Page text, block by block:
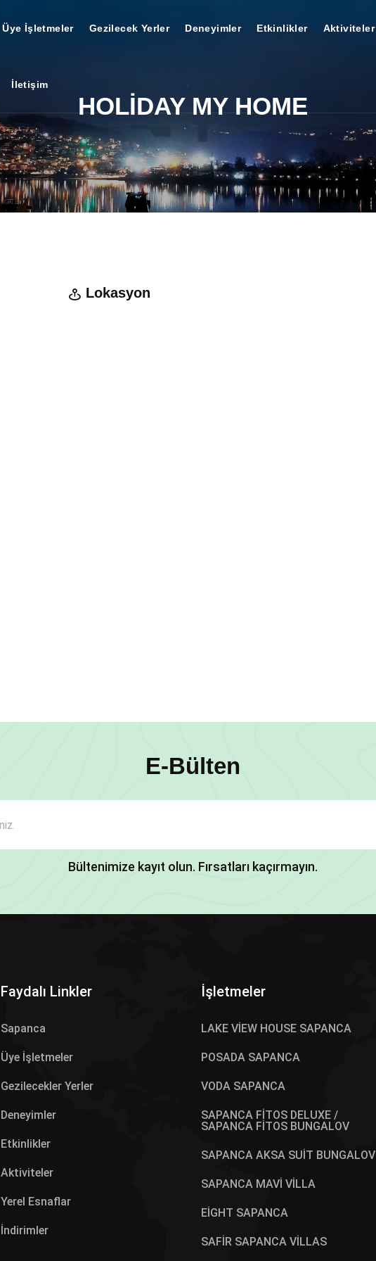
Üye İşletmeler Gezilecek Yerler Deneyimler Etkinlikler Aktiviteler
İletişim
HOLİDAY MY HOME
Lokasyon
E-Bülten
Bültenimize kayıt olun. Fırsatları kaçırmayın.
Faydalı Linkler
Sapanca
Üye İşletmeler
Gezilecekler Yerler
Deneyimler
Etkinlikler
Aktiviteler
Yerel Esnaflar
İndirimler
İşletmeler
LAKE VİEW HOUSE SAPANCA
POSADA SAPANCA
VODA SAPANCA
SAPANCA FİTOS DELUXE /
SAPANCA FİTOS BUNGALOV
SAPANCA AKSA SUİT BUNGALOV
SAPANCA MAVİ VİLLA
EİGHT SAPANCA
SAFİR SAPANCA VİLLAS